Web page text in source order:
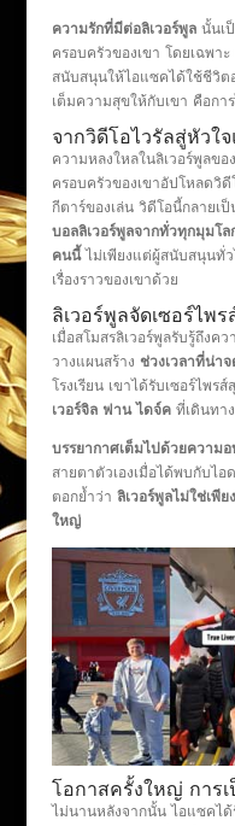
ความรักที่มีต่อลิเวอร์พูลนั้นเป็
ครอบครัวของเขา โดยเฉพาะ
สนับสนุนให้ไอแซคได้ใช้ชีวิต
เต็มความสุขให้กับเขา คือกา
จากวิดีโอไวรัลสู่หัวใ
ความหลงใหลในลิเวอร์พูลขอ
ครอบครัวของเขาอัปโหลดวิ
กีตาร์ของเล่น วิดีโอนี้กลายเ
บอลลิเวอร์พูลจากทั่วทุกมุมโล
คนนี้ไม่เพียงแต่ผู้สนับสนุนทั่ว
เรื่องราวของเขาด้วย
ลิเวอร์พูลจัดเซอร์ไพ
เมื่อสโมสรลิเวอร์พูลรับรู้ถึงค
วางแผนสร้าง ช่วงเวลาที่น่าจ
โรงเรียน เขาได้รับเซอร์ไพร
เวอร์จิล ฟาน ไดจ์คที่เดินทาง
บรรยากาศเต็มไปด้วยความ
สายตาตัวเองเมื่อได้พบกับไ
ตอกย้ำว่า ลิเวอร์พูลไม่ใช่เพี
ใหญ่
โอกาสครั้งใหญ่ การ
ไม่นานหลังจากนั้น ไอแซคไ